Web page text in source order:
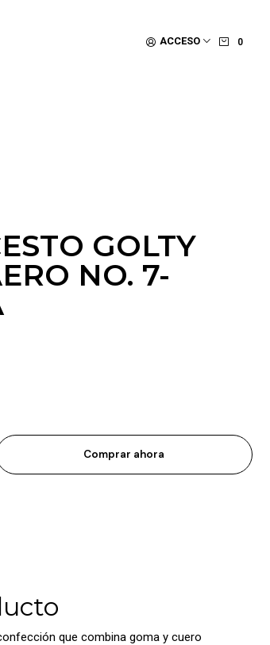
ACCESO 0
GOLTY
NO. 7-
Comprar ahora
que combina goma y cuero